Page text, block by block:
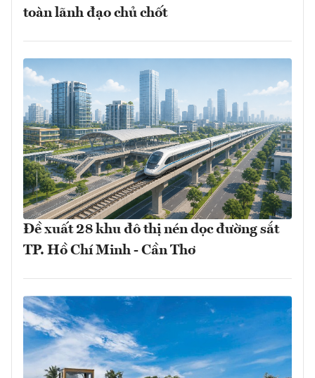
toàn lãnh đạo chủ chốt
Đề xuất 28 khu đô thị nén dọc đường sắt
TP. Hồ Chí Minh - Cần Thơ